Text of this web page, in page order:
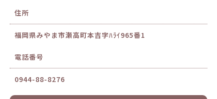
住所
福岡県みやま市瀬高町本吉字ﾊﾗｲ965番1
電話番号
0944-88-8276